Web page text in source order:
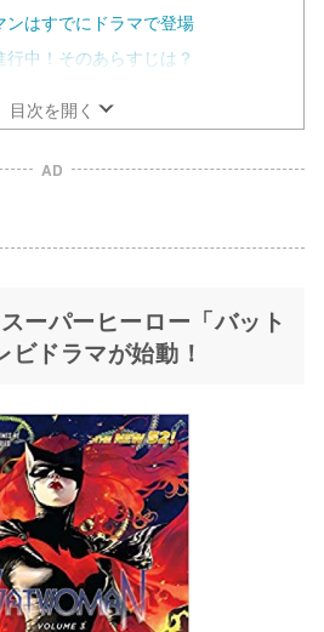
はすでにドラマで登場
中！そのあらすじは？
目次を開く
AD
ーパーヒーロー「バット
ドラマが始動！